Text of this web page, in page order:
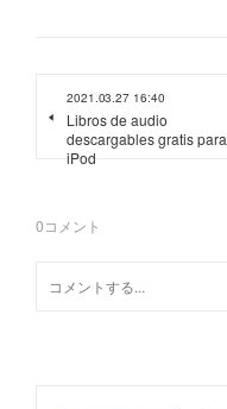
2021.03.27 16:40
Libros de audio
descargables gratis para
iPod
0コメント